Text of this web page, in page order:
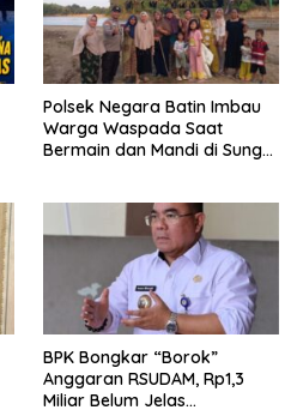
Polsek Negara Batin Imbau
Warga Waspada Saat
Bermain dan Mandi di Sungai
BPK Bongkar “Borok”
Anggaran RSUDAM, Rp1,3
Miliar Belum Jelas